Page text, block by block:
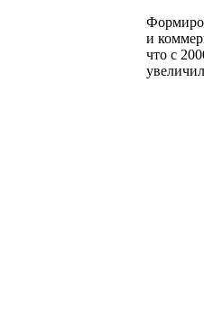
и
что с